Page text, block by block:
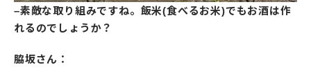
–素敵な取り組みですね。飯米(食べるお米)でもお酒は作
れるのでしょうか？
脇坂さん：